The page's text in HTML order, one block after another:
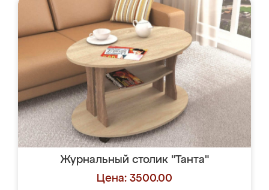
Журнальный столик "Танта"
Цена: 3500.00